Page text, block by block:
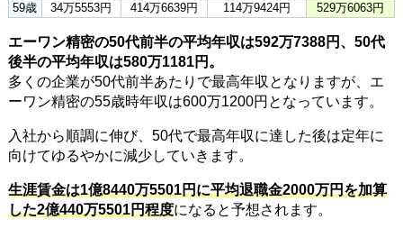
59歳
34万5553円 414万6639円 114万9424円 529万6063円
エーワン精密の50代前半の平均年収は592万7388円、50代
後半の平均年収は580万1181円。
多くの企業が50代前半あたりで最高年収となりますが、エ
ーワン精密の55歳時年収は600万1200円となっています。
入社から順調に伸び、50代で最高年収に達した後は定年に
向けてゆるやかに減少していきます。
生涯賃金は1億8440万5501円に平均退職金2000万円を加算
した2億440万5501円程度になると予想されます。